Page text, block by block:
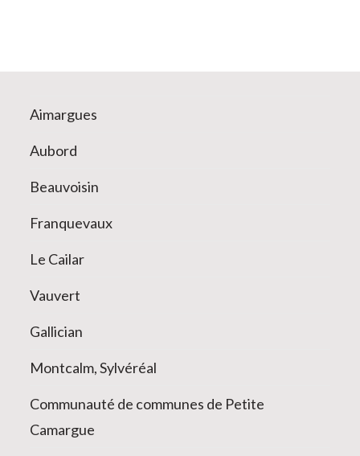
Aimargues
Aubord
Beauvoisin
Franquevaux
Le Cailar
Vauvert
Gallician
Montcalm, Sylvéréal
Communauté de communes de Petite
Camargue